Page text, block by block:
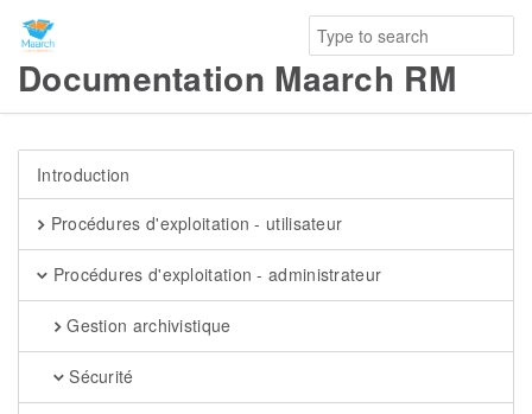
Documentation Maarch RM
Introduction
Procédures d'exploitation - utilisateur
Procédures d'exploitation - administrateur
Gestion archivistique
Sécurité